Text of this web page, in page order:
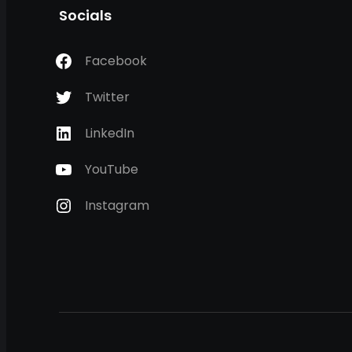
Socials
Facebook
Twitter
LinkedIn
YouTube
Instagram